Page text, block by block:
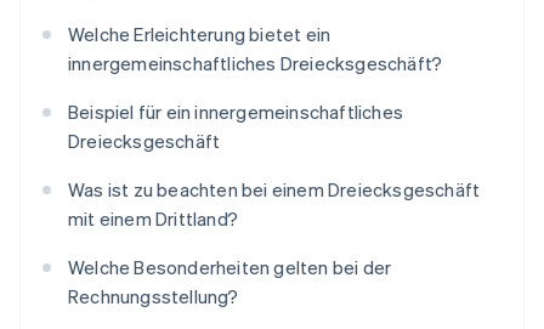
Welche Erleichterung bietet ein
innergemeinschaftliches Dreiecksgeschäft?
Beispiel für ein innergemeinschaftliches
Dreiecksgeschäft
Was ist zu beachten bei einem Dreiecksgeschäft
mit einem Drittland?
Welche Besonderheiten gelten bei der
Rechnungsstellung?